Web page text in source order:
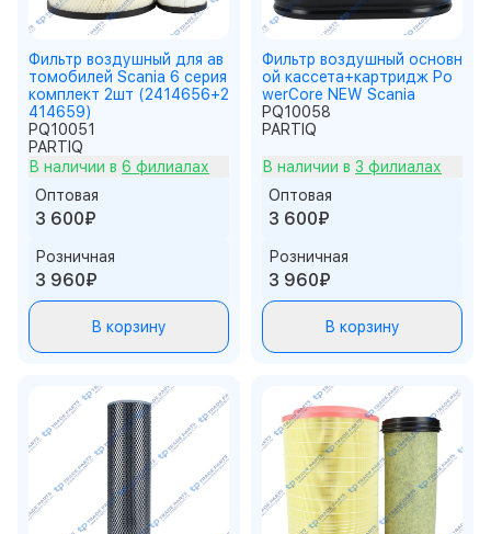
Фильтр воздушный для ав
томобилей Scania 6 серия
комплект 2шт (2414656+2
414659)
PQ10051
PARTIQ
В наличии в 6 филиалах
Оптовая
3 600₽
Розничная
3 960₽
В корзину
Фильтр воздушный основн
ой кассета+картридж Po
werCore NEW Scania
PQ10058
PARTIQ
В наличии в 3 филиалах
Оптовая
3 600₽
Розничная
3 960₽
В корзину